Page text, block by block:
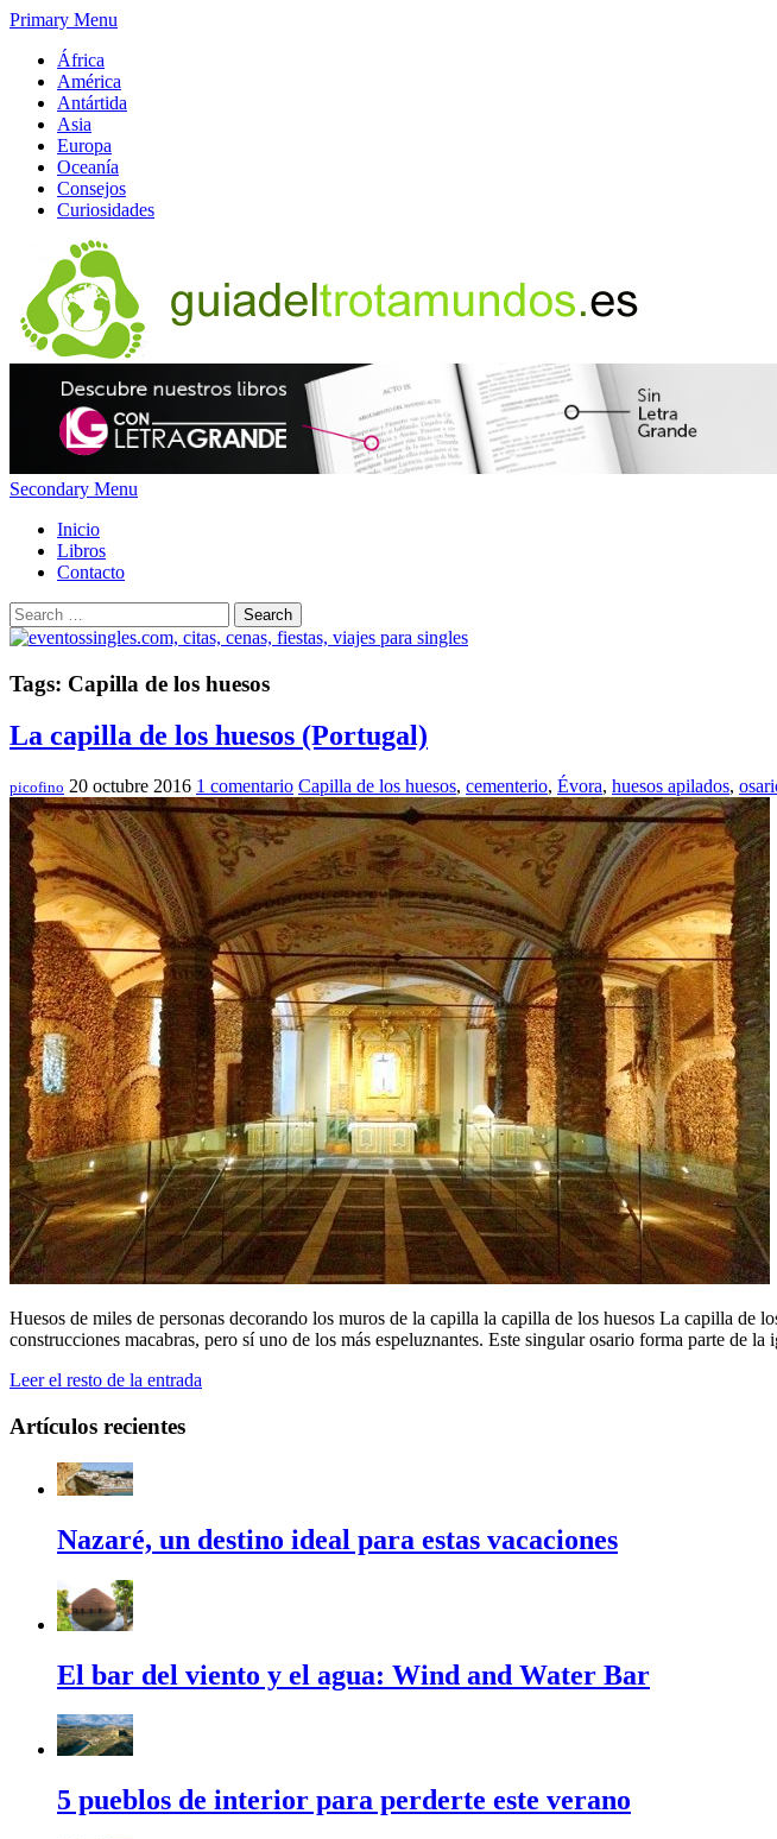
Primary Menu
África
América
Antártida
Asia
Europa
Oceanía
Consejos
Curiosidades
Secondary Menu
Inicio
Libros
Contacto
Search
Tags: Capilla de los huesos
La capilla de los huesos (Portugal)
picofino 20 octubre 2016 1 comentario Capilla de los huesos, cementerio, Évora, huesos apilados,
Huesos de miles de personas decorando los muros de la capilla la capilla de los huesos La capilla de
construcciones macabras, pero sí uno de los más espeluznantes. Este singular osario forma parte de
Leer el resto de la entrada
Artículos recientes
Nazaré, un destino ideal para estas vacaciones
El bar del viento y el agua: Wind and Water Bar
5 pueblos de interior para perderte este verano